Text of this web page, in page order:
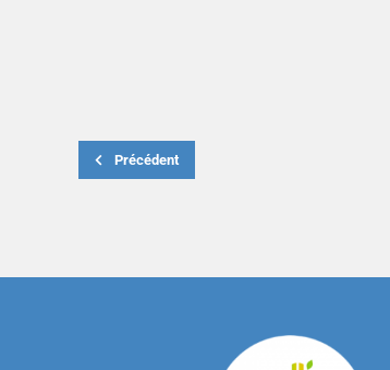
Précédent